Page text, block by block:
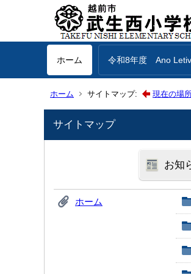
ホーム 令和8年度 Ano
ホーム サイトマップ: 現在の場
サイトマップ
お知
ホーム